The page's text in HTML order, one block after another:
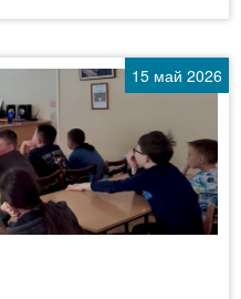
15 май 2026